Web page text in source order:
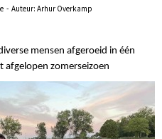
- Auteur: Arhur Overkamp
mensen afgeroeid in één
afgelopen zomerseizoen